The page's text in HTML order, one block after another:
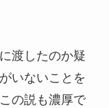
渡したのか疑
いないことを
の説も濃厚で